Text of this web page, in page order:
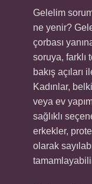
Gelelim
ne yenir?
çorbası
soruya, farklı
bakış açıları
Kadınlar,
veya ev
sağlıklı
erkekler,
olarak